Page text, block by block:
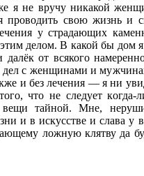
я не вручу никакой
проводить свою жизнь и
у страдающих
делом. В какой бы дом
от всякого
дел с женщинами и
и без лечения — я ни
что не следует когда-
вещи тайной. Мне,
и в искусстве и слава у
ложную клятву да